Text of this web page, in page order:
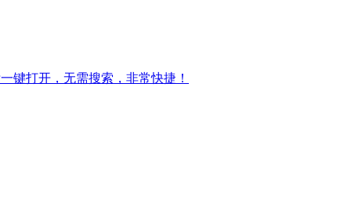
键打开，无需搜索，非常快捷！